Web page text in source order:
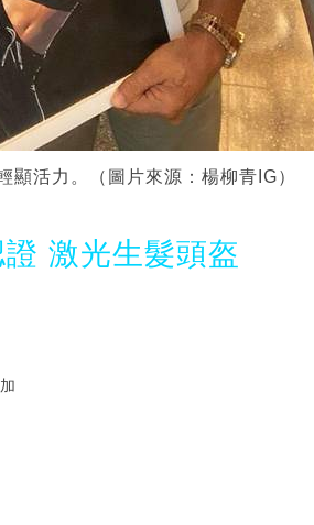
活力。（圖片來源：楊柳青IG）
激光生髮頭盔